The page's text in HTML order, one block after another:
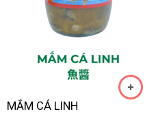
MẮM CÁ LINH